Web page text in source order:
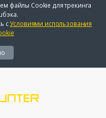
файлы Cookie для трекинга
сУсловиями использования